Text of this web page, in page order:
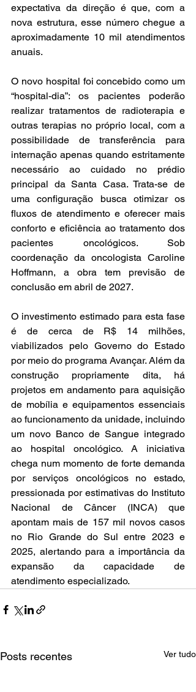
expectativa da direção é que, com a
nova estrutura, esse número chegue a
aproximadamente 10 mil atendimentos
anuais.
O novo hospital foi concebido como um
“hospital-dia”: os pacientes poderão
realizar tratamentos de radioterapia e
outras terapias no próprio local, com a
possibilidade de transferência para
internação apenas quando estritamente
necessário ao cuidado no prédio
principal da Santa Casa. Trata-se de
uma configuração busca otimizar os
fluxos de atendimento e oferecer mais
conforto e eficiência ao tratamento dos
pacientes oncológicos. Sob
coordenação da oncologista Caroline
Hoffmann, a obra tem previsão de
conclusão em abril de 2027.
O investimento estimado para esta fase
é de cerca de R$ 14 milhões,
viabilizados pelo Governo do Estado
por meio do programa Avançar. Além da
construção propriamente dita, há
projetos em andamento para aquisição
de mobília e equipamentos essenciais
ao funcionamento da unidade, incluindo
um novo Banco de Sangue integrado
ao hospital oncológico. A iniciativa
chega num momento de forte demanda
por serviços oncológicos no estado,
pressionada por estimativas do Instituto
Nacional de Câncer (INCA) que
apontam mais de 157 mil novos casos
no Rio Grande do Sul entre 2023 e
2025, alertando para a importância da
expansão da capacidade de
atendimento especializado.
Posts recentes Ver tudo